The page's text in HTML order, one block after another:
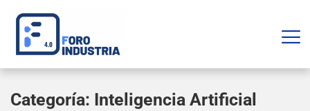
Categoría: Inteligencia Artificial